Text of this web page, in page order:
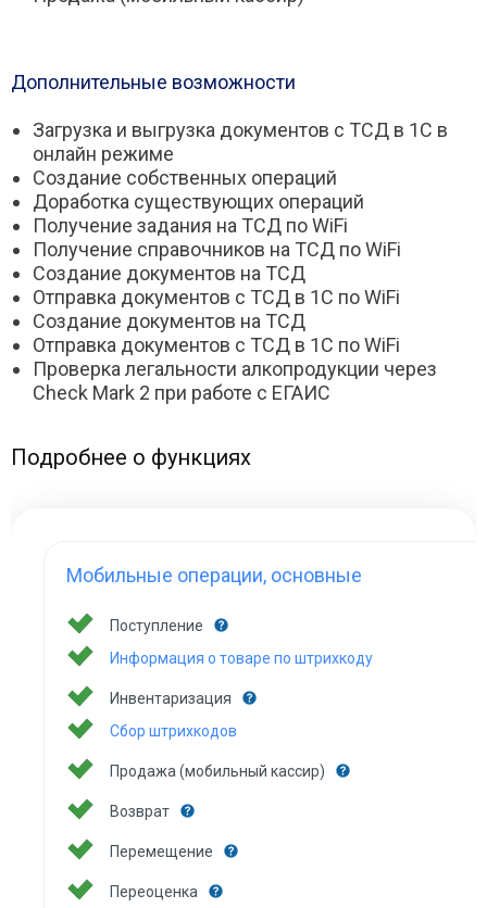
Дополнительные возможности
Загрузка и выгрузка документов с ТСД в 1С в
онлайн режиме
Создание собственных операций
Доработка существующих операций
Получение задания на ТСД по WiFi
Получение справочников на ТСД по WiFi
Создание документов на ТСД
Отправка документов с ТСД в 1С по WiFi
Создание документов на ТСД
Отправка документов с ТСД в 1С по WiFi
Проверка легальности алкопродукции через
Check Mark 2 при работе с ЕГАИС
Подробнее о функциях
Мобильные операции, основные
Поступление
Информация о товаре по штрихкоду
Инвентаризация
Сбор штрихкодов
Продажа (мобильный кассир)
Возврат
Перемещение
Переоценка